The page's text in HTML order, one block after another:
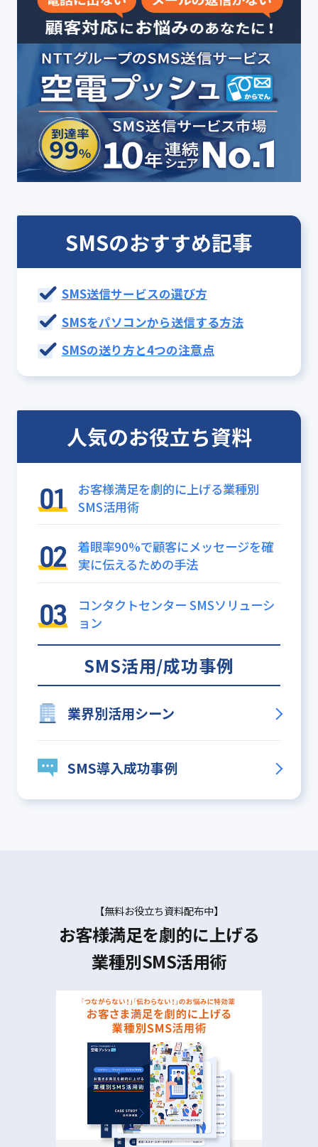
SMSのおすすめ記事
SMS送信サービスの選び方
SMSをパソコンから送信する方法
SMSの送り方と4つの注意点
人気のお役立ち資料
お客様満足を劇的に上げる業種別
SMS活用術
着眼率90%で顧客にメッセージを確
実に伝えるための手法
コンタクトセンター SMSソリューシ
ョン
SMS活用/成功事例
業界別活用シーン
SMS導入成功事例
【無料お役立ち資料配布中】
お客様満足を劇的に上げる
業種別SMS活用術